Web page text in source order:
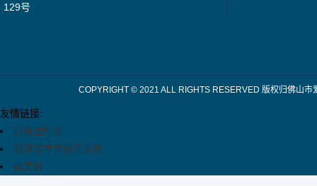
129号
COPYRIGHT © 2021 ALL RIGHTS RESERVED 版权归佛山
友情链接:
玛德里陶瓷
悬浮式单体液压支柱
福美钠